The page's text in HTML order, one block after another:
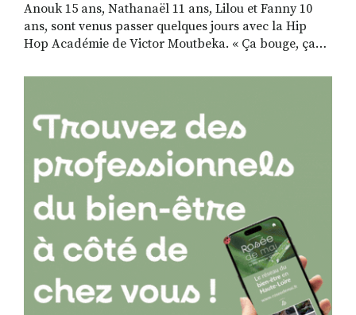
Anouk 15 ans, Nathanaël 11 ans, Lilou et Fanny 10
ans, sont venus passer quelques jours avec la Hip
Hop Académie de Victor Moutbeka. « Ça bouge, ça
expliquent-ils en cœur. Depuis 3 ans qu’ils se